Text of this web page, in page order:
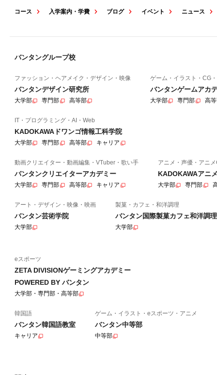
コース 入学案内・学費 ブログ イベント ニュース
バンタングループ校
ファッション・ヘアメイク・デザイン・映像
バンタンデザイン研究所
大学部 専門部 高等部
ゲーム・イラスト・CG
バンタンゲームアカ
大学部 専門部 高
IT・プログラミング・AI・Web
KADOKAWAドワンゴ情報工科学院
大学部 専門部 高等部 キャリア
動画クリエイター・動画編集・VTuber・歌い手
バンタンクリエイターアカデミー
大学部 専門部 高等部 キャリア
アニメ・声優・アニ
KADOKAWAアニ
大学部 専門部
アート・デザイン・映像・映画
バンタン芸術学院
大学部
製菓・カフェ・和洋調理
バンタン国際製菓カフェ和洋調
大学部
eスポーツ
ZETA DIVISIONゲーミングアカデミー
POWERED BY バンタン
大学部・専門部・高等部
韓国語
バンタン韓国語教室
キャリア
ゲーム・イラスト・eスポーツ・アニメ
バンタン中等部
中等部